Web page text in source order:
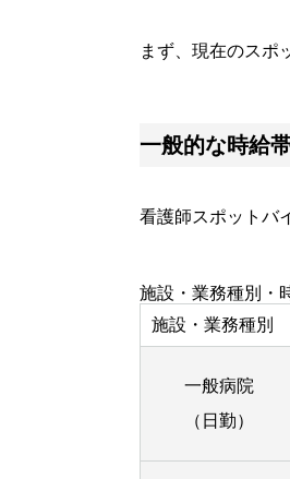
まず、現在のスポ
一般的な時給
看護師スポットバ
施設・業務種別・
施設・業務種別
一般病院
（日勤）